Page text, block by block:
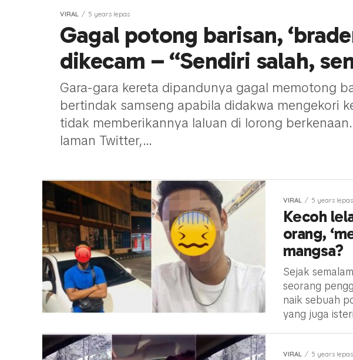
VIRAL 5 years lepas
Gagal potong barisan,
dikecam – “Sendiri salah,
Gara-gara kereta dipandunya gagal memotong
bertindak samseng apabila didakwa mengekori
tidak memberikannya laluan di lorong
laman Twitter,...
VIRAL 5 years lepas
Kecoh
orang,
mangsa?
Sejak
seorang
naik sebuah
yang juga
VIRAL 5 years lepas